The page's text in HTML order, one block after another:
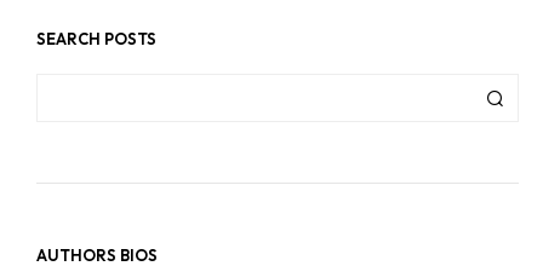
SEARCH POSTS
AUTHORS BIOS